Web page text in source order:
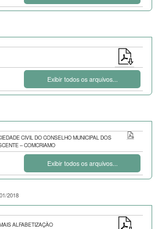
Exibir todos os arquivos...
CIVIL DO CONSELHO MUNICIPAL DOS
– COMCRIAMO
Exibir todos os arquivos...
2018
ALFABETIZAÇÃO